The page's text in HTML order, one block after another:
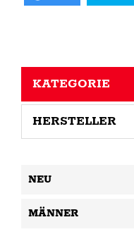
KATEGORIE
HERSTELLER
NEU
MÄNNER